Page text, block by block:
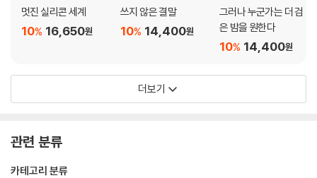
멋진 실리콘 세계
16,650원
10%
쓰지 않은 결말
14,400원
10%
그러나 누군가는 더 검
은 밤을 원한다
14,400원
10%
더보기
관련 분류
카테고리 분류